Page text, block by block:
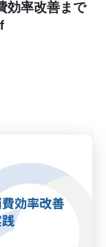
効率改善まで